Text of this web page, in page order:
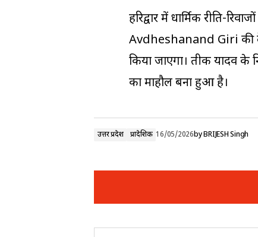
हरिद्वार में धार्मिक रीति-
Avdheshanand Giri की
किया जाएगा। प्रतीक यादव
का माहौल बना हुआ है।
उत्तर प्रदेश प्रादेशिक 16/05/2026byBRIJESH Singh